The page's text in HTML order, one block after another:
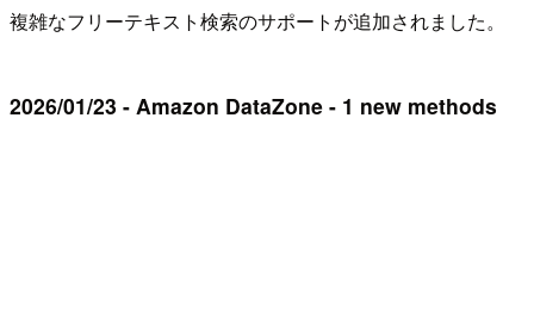
複雑なフリーテキスト検索のサポートが追加されました。
2026/01/23 - Amazon DataZone - 1 new methods